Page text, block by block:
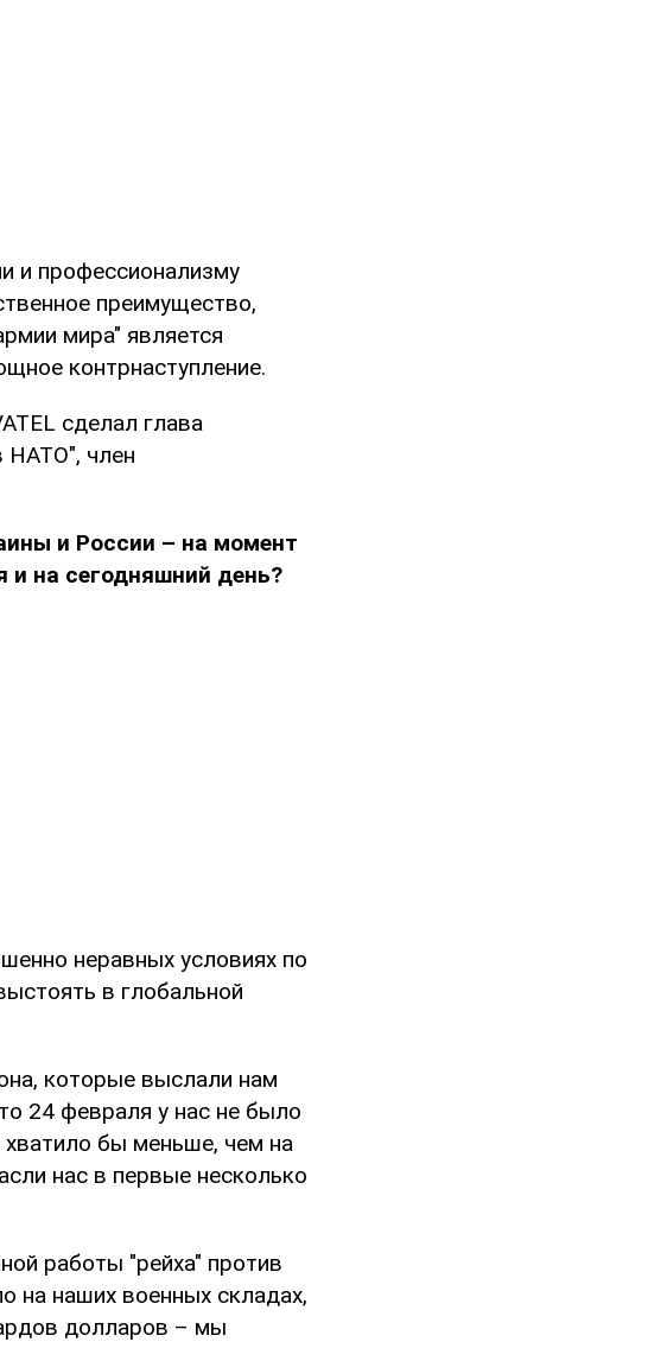
и профессионализму
преимущество,
мира" является
контрнаступление.
сделал глава
НАТО", член
и России – на момент
на сегодняшний день?
неравных условиях по
в глобальной
которые выслали нам
24 февраля у нас не было
бы меньше, чем на
нас в первые несколько
работы "рейха" против
наших военных складах,
долларов – мы